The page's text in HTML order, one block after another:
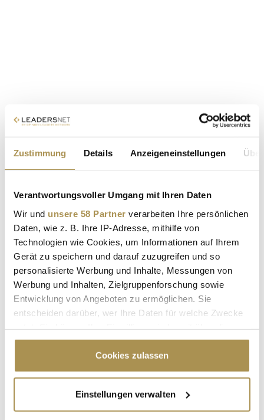
Zustimmung Details Anzeigeneinstellungen
Verantwortungsvoller Umgang mit Ihren Daten
Wir und unsere 58 Partner verarbeiten Ihre persönlichen
Daten, wie z. B. Ihre IP-Adresse, mithilfe von
Technologien wie Cookies, um Informationen auf Ihrem
Gerät zu speichern und darauf zuzugreifen und so
personalisierte Werbung und Inhalte, Messungen von
Werbung und Inhalten, Zielgruppenforschung sowie
Entwicklung von Angeboten zu ermöglichen. Sie
entscheiden darüber, wer Ihre Daten für welche Zwecke
Cookie-Erklärung oder durch Klicken auf das Privacy
Trigger Symbol ändern oder widerrufen
Informationen über Ihre geografische Lage
erfassen, welche bis auf einige Meter genau sein
Cookies zulassen
Einstellungen verwalten